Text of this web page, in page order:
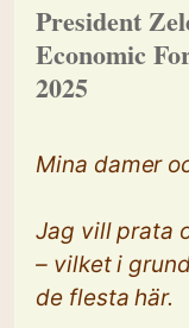
President
Economic
2025
Mina damer
Jag vill prata
– vilket i
de flesta här.